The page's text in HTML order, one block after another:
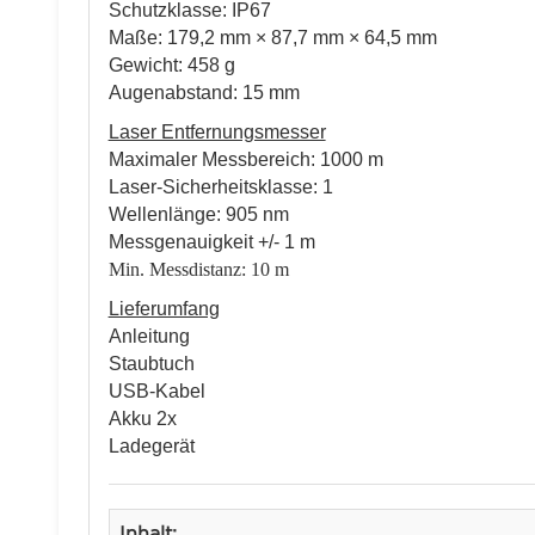
Schutzklasse: IP67
Maße: 179,2 mm × 87,7 mm × 64,5 mm
Gewicht: 458 g
Augenabstand: 15 mm
Laser Entfernungsmesser
Maximaler Messbereich: 1000 m
Laser-Sicherheitsklasse: 1
Wellenlänge: 905 nm
Messgenauigkeit +/- 1 m
Min. Messdistanz: 10 m
Lieferumfang
Anleitung
Staubtuch
USB-Kabel
Akku 2x
Ladegerät